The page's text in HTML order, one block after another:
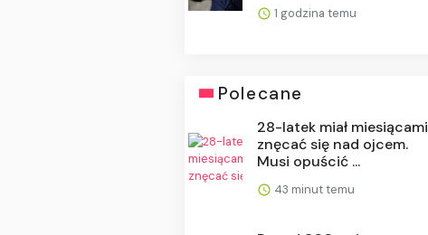
1 godzina temu
Polecane
28-latek miał miesiącami
znęcać się nad ojcem.
Musi opuścić ...
43 minut temu